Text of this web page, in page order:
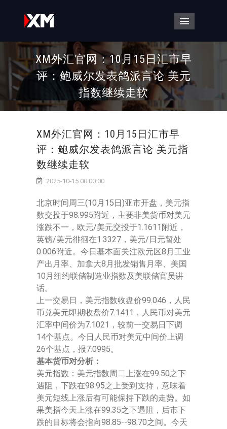
XM外汇官网：10月15日汇市早
评：鲍威尔发表鸽派言论 美元
指数继续走软
XM外汇官网：10月15日汇市早
评：鲍威尔发表鸽派言论 美元指
数继续走软
2025-10-15 00:00:00
北京时间周三(10月15日)亚市开盘，美元指
数交投于98.995附近，主要非美货币对美元
涨跌不一，欧元/美元交投于1.1611附近，
英镑/美元徘徊在1.3327，美元/日元暂处
0.006附近。今日基本面关注欧元区8月工业
产出月率、加拿大8月批发销售月率、美国
10月纽约联储制造业指数及美联储官员讲
话。
上一交易日，美元指数收盘价99.046，人民
币兑美元即期收盘价7.1411，人民币对美元
汇率中间价为7.1021，较前一交易日下调
14个基点。今日人民币对美元中间价上调
26个基点，报7.0995。
基本货币对分析：
美元指数：美元指数周二上涨在99.50之下
遇阻，下跌在98.95之上受到支持，意味着
美元短线上涨后有可能保持下跌的走势。如
果美指今天上涨在99.35之下遇阻，后市下
跌的目标将会指向98.85--98.70之间。今天